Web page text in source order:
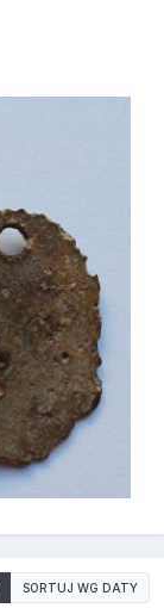
SORTUJ WG DATY